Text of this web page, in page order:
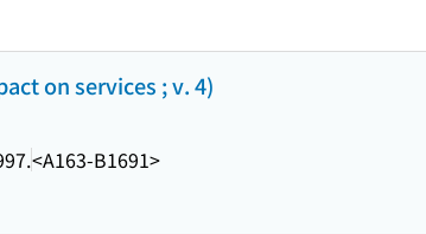
on services ; v. 4)
<A163-B1691>